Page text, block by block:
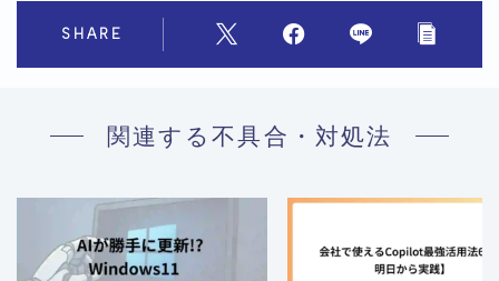
SHARE
関連する不具合・対処法